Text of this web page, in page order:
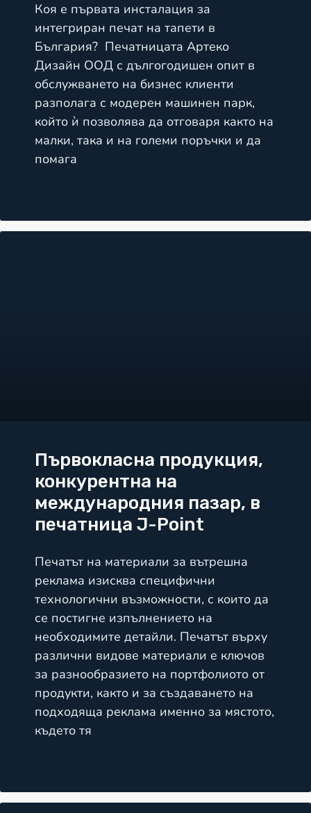
Коя е първата инсталация за
интегриран печат на тапети в
България? Печатницата Артеко
Дизайн ООД с дългогодишен опит в
обслужването на бизнес клиенти
разполага с модерен машинен парк,
който ѝ позволява да отговаря както на
малки, така и на големи поръчки и да
помага
Първокласна продукция,
конкурентна на
международния пазар, в
печатница J-Point
Печатът на материали за вътрешна
реклама изисква специфични
технологични възможности, с които да
се постигне изпълнението на
необходимите детайли. Печатът върху
различни видове материали е ключов
за разнообразието на портфолиото от
продукти, както и за създаването на
подходяща реклама именно за мястото,
където тя